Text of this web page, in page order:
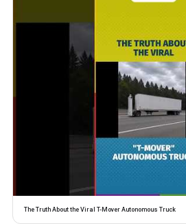
The Truth About the Viral T-Mover Autonomous Truck